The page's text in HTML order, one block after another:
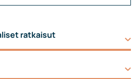
ratkaisut